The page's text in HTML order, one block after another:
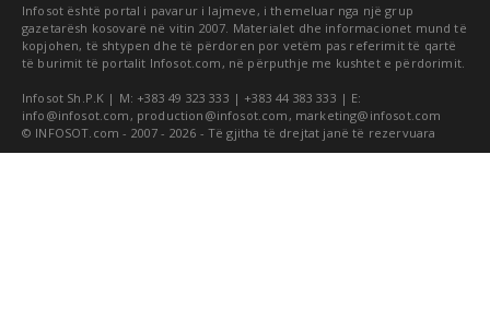
Infosot është portal i pavarur i lajmeve, i themeluar nga një grup
gazetarësh kosovarë në vitin 2007. Materialet dhe informacionet mund të
kopjohen, të shtypen dhe të përdoren por vetëm pas referimit të qartë
të burimit të portalit Infosot.com, në përputhje me kushtet e përdorimit.
Infosot Sh.P.K | M: +383 49 323 333 | +383 44 383 333 | E:
info@infosot.com , production@infosot.com , marketing@infosot.com
© INFOSOT.com - 2007 - 2026 - Të gjitha të drejtat janë të rezervuara